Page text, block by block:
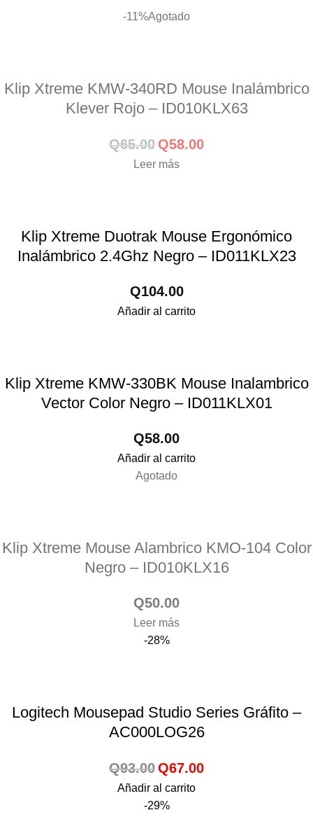
-11%Agotado
Klip Xtreme KMW-340RD Mouse Inalámbrico
Klever Rojo – ID010KLX63
Q65.00 Q58.00
Leer más
Klip Xtreme Duotrak Mouse Ergonómico
Inalámbrico 2.4Ghz Negro – ID011KLX23
Q104.00
Añadir al carrito
Klip Xtreme KMW-330BK Mouse Inalambrico
Vector Color Negro – ID011KLX01
Q58.00
Añadir al carrito
Agotado
Klip Xtreme Mouse Alambrico KMO-104 Color
Negro – ID010KLX16
Q50.00
Leer más
-28%
Logitech Mousepad Studio Series Gráfito –
AC000LOG26
Q93.00Q67.00
Añadir al carrito
-29%